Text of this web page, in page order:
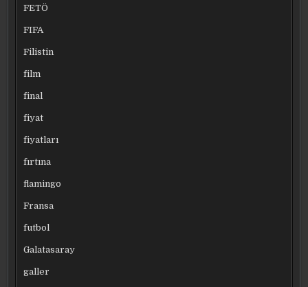
FETÖ
FIFA
Filistin
film
final
fiyat
fiyatları
fırtına
flamingo
Fransa
futbol
Galatasaray
galler